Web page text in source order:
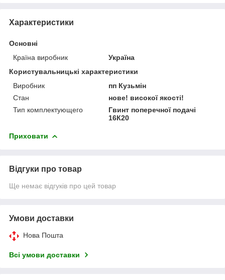
Характеристики
Основні
Країна виробник
Україна
Користувальницькі характеристики
Виробник
пп Кузьмін
Стан
нове! високої якості!
Тип комплектующего
Гвинт поперечної подачі
16К20
Приховати
Відгуки про товар
Ще немає відгуків про цей товар
Умови доставки
Нова Пошта
Всі умови доставки